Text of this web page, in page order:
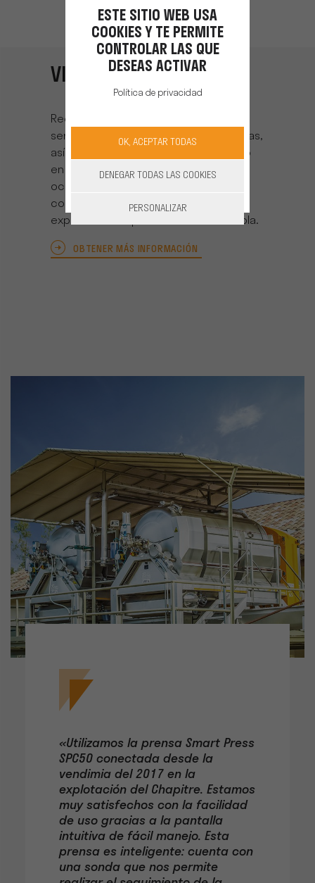
VINSEO
Red de proveedores de bienes y
servicios para los viñedos y las bodegas,
así como de investigación y desarrollo
en torno a la viña y el vino de la región
occitana. Nuestro objetivo es dar a
conocer y desarrollar elknow-how
experiencia en pro de la filial vitivinícola.
OBTENER MÁS INFORMACIÓN
«Utilizamos la prensa Smart Press
SPC50 conectada desde la
vendimia del 2017 en la
explotación del Chapitre. Estamos
muy satisfechos con la facilidad
de uso gracias a la pantalla
intuitiva de fácil manejo. Esta
prensa es inteligente: cuenta con
una sonda que nos permite
ESTE SITIO WEB USA
COOKIES Y TE PERMITE
CONTROLAR LAS QUE
DESEAS ACTIVAR
Política de privacidad
OK, ACEPTAR TODAS
DENEGAR TODAS LAS COOKIES
PERSONALIZAR